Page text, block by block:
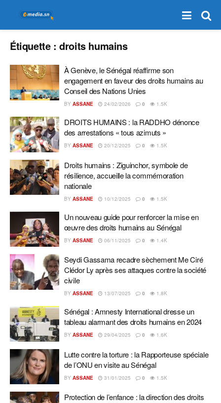
Étiquette :droits humains
À Genève, le Sénégal réaffirme son
engagement en faveur des droits humains au
Conseil des Nations Unies
BY ASSANE 24/02/2026 0 1.5K
DROITS HUMAINS : la RADDHO dénonce
des arrestations « tous azimuts »
BY ASSANE 20/12/2025 0 1.5K
Droits humains : Ziguinchor, symbole de
résilience, accueille la commémoration
nationale
BY ASSANE 10/12/2025 0 1.5K
Un nouveau guide pour renforcer la mise en
œuvre des droits humains au Sénégal
BY ASSANE 06/11/2025 0 1.4K
Seydi Gassama recadre sèchement Me Ciré
Clédor Ly après ses attaques contre la société
civile
BY ASSANE 13/07/2025 0 1.8K
Sénégal : Amnesty International dresse un
tableau alarmant des droits humains en 2024
BY ASSANE 29/04/2025 0 1.6K
Lutte contre la torture : la Rapporteuse spéciale
de l’ONU en visite au Sénégal
BY ASSANE 31/01/2025 0 1.5K
Protection de l’enfance : la direction des droits